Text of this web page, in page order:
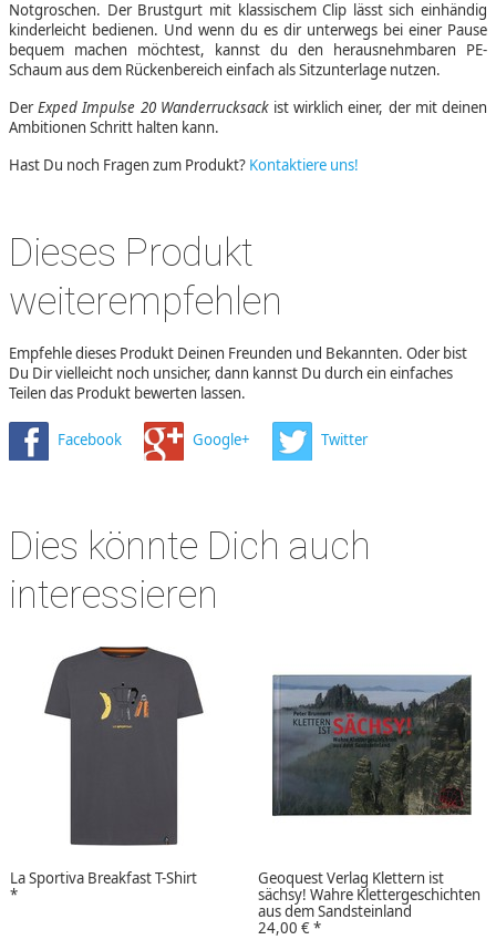
Notgroschen. Der Brustgurt mit klassischem Clip lässt sich einhändig
kinderleicht bedienen. Und wenn du es dir unterwegs bei einer Pause
bequem machen möchtest, kannst du den herausnehmbaren PE-
Schaum aus dem Rückenbereich einfach als Sitzunterlage nutzen.
DerExped Impulse 20 Wanderrucksackist wirklich einer, der mit deinen
Ambitionen Schritt halten kann.
Hast Du noch Fragen zum Produkt? Kontaktiere uns!
Dieses Produkt
weiterempfehlen
Empfehle dieses Produkt Deinen Freunden und Bekannten. Oder bist
Du Dir vielleicht noch unsicher, dann kannst Du durch ein einfaches
Teilen das Produkt bewerten lassen.
Facebook Google+ Twitter
Dies könnte Dich auch
interessieren
La Sportiva Breakfast T-Shirt
*
Geoquest Verlag Klettern ist
sächsy! Wahre Klettergeschichten
aus dem Sandsteinland
24,00 €*